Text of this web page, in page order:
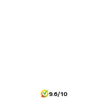
9.6/10